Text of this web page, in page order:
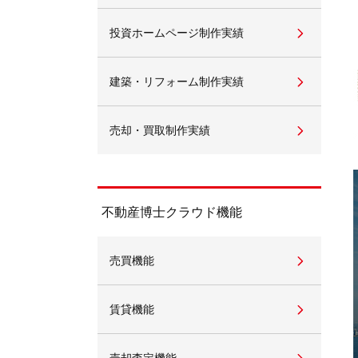
投資ホームページ制作実績
建築・リフォーム制作実績
売却・買取制作実績
不動産博士クラウド機能
売買機能
賃貸機能